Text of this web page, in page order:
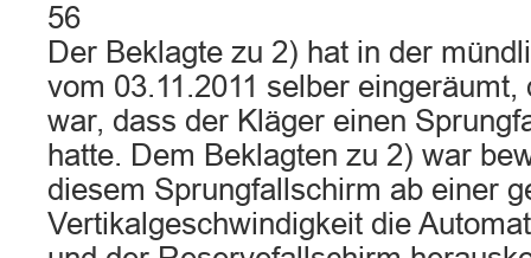
56
Der Beklagte zu 2) hat in der
vom 03.11.2011 selber
war, dass der Kläger einen
hatte. Dem Beklagten zu 2) war
diesem Sprungfallschirm ab einer
Vertikalgeschwindigkeit die